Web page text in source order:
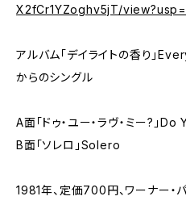
X2fCr1YZoghv5jT/
アルバム「デイライトの香り」
からのシングル
A面「ドゥ・ユー・ラヴ・ミー?」
B面「ソレロ」Solero
1981年、定価700円、ワーナー・